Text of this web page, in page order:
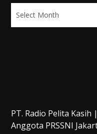
PT. Radio Pelita Kasih
Anggota PRSSNI